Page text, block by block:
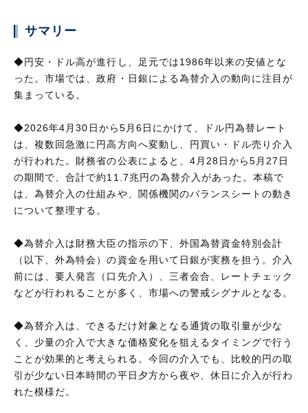
サマリー
◆円安・ドル高が進行し、足元では1986年以来の安値とな
った。市場では、政府・日銀による為替介入の動向に注目が
集まっている。
◆2026年4月30日から5月6日にかけて、ドル円為替レート
は、複数回急激に円高方向へ変動し、円買い・ドル売り介入
が行われた。財務省の公表によると、4月28日から5月27日
の期間で、合計で約11.7兆円の為替介入があった。本稿で
は、為替介入の仕組みや、関係機関のバランスシートの動き
について整理する。
◆為替介入は財務大臣の指示の下、外国為替資金特別会計
（以下、外為特会）の資金を用いて日銀が実務を担う。介入
前には、要人発言（口先介入）、三者会合、レートチェック
などが行われることが多く、市場への警戒シグナルとなる。
◆為替介入は、できるだけ対象となる通貨の取引量が少な
く、少量の介入で大きな価格変化を狙えるタイミングで行う
ことが効果的と考えられる。今回の介入でも、比較的円の取
引が少ない日本時間の平日夕方から夜や、休日に介入が行わ
れた模様だ。